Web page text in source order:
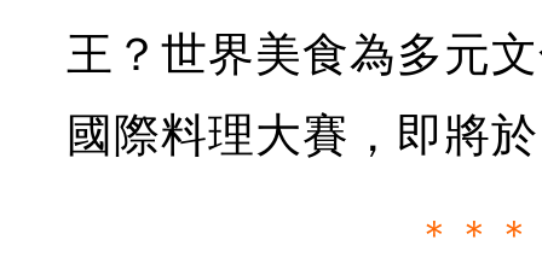
王？世界美食為多元
國際料理大賽，即將於
＊＊